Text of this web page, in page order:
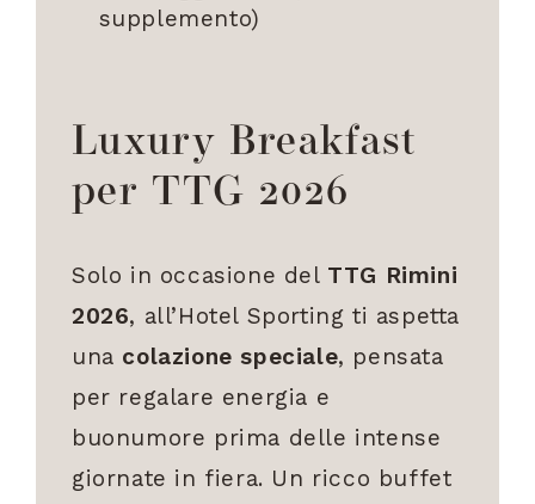
supplemento)
Luxury Breakfast
per TTG 2026
Solo in occasione del TTG Rimini
2026, all’Hotel Sporting ti aspetta
una colazione speciale, pensata
per regalare energia e
buonumore prima delle intense
giornate in fiera. Un ricco buffet